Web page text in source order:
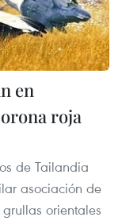
en
roja
de Tailandia
asociación de
orientales